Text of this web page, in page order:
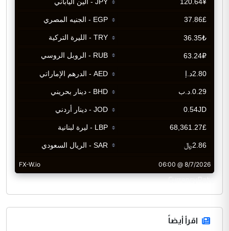
CurrencyRate
اقرأ أيضاً